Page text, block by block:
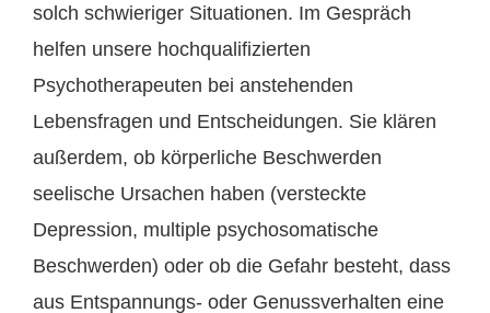
solch schwieriger Situationen. Im Gespräch
helfen unsere hochqualifizierten
Psychotherapeuten bei anstehenden
Lebensfragen und Entscheidungen. Sie klären
außerdem, ob körperliche Beschwerden
seelische Ursachen haben (versteckte
Depression, multiple psychosomatische
Beschwerden) oder ob die Gefahr besteht, dass
aus Entspannungs- oder Genussverhalten eine